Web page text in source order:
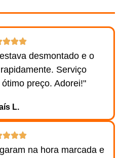
desmontado e o
Serviço
preço. Adorei!"
L.
na hora marcada e